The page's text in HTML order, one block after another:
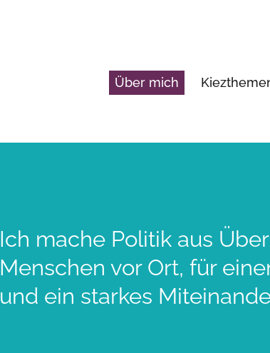
Über mich
Ich mache Politik aus
Menschen vor Ort, für
und ein starkes